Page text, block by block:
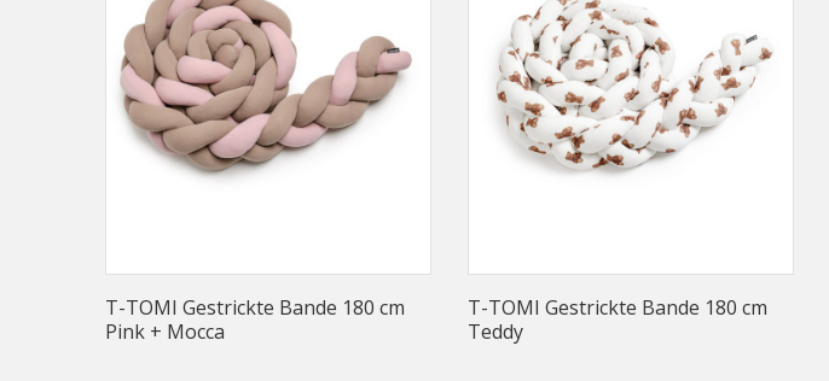
T-TOMI Gestrickte Bande 180 cm
Pink + Mocca
T-TOMI Gestrickte Bande 180 cm
Teddy